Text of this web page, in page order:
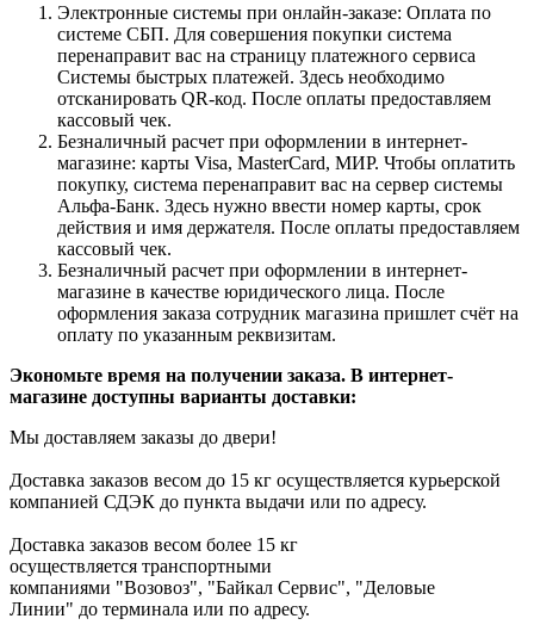
Электронные системы при онлайн-заказе: Оплата по
системе СБП. Для совершения покупки система
перенаправит вас на страницу платежного сервиса
Системы быстрых платежей. Здесь необходимо
отсканировать QR-код. После оплаты предоставляем
кассовый чек.
Безналичный расчет при оформлении в интернет-
магазине: карты Visa, MasterCard, МИР. Чтобы оплатить
покупку, система перенаправит вас на сервер системы
Альфа-Банк. Здесь нужно ввести номер карты, срок
действия и имя держателя. После оплаты предоставляем
кассовый чек.
Безналичный расчет при оформлении в интернет-
магазине в качестве юридического лица. После
оформления заказа сотрудник магазина пришлет счёт на
оплату по указанным реквизитам.
Экономьте время на получении заказа. В интернет-
магазине доступны варианты доставки:
Мы доставляем заказы до двери!
Доставка заказов весом до 15 кг осуществляется курьерской
компанией СДЭК до пункта выдачи или по адресу.
Доставка заказов весом более 15 кг
осуществляется транспортными
компаниями "Возовоз", "Байкал Сервис", "Деловые
Линии" до терминала или по адресу.